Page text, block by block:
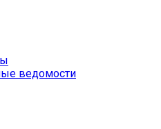
ведомости